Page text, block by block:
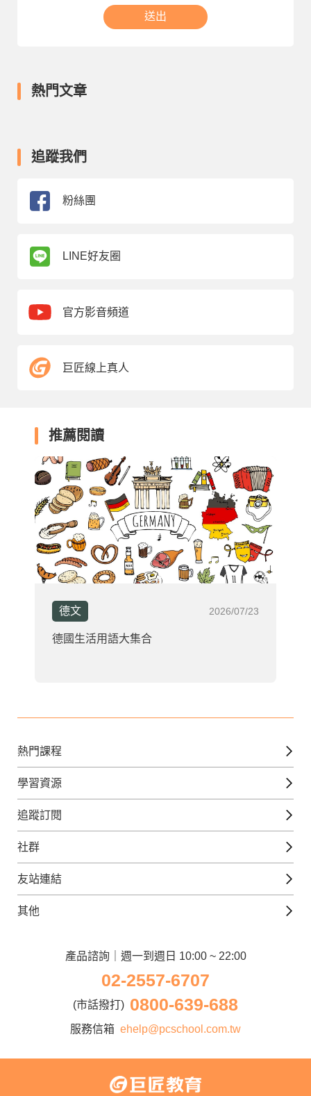
送出
熱門文章
追蹤我們
粉絲團
LINE好友圈
官方影音頻道
巨匠線上真人
推薦閱讀
德文 2026/07/23
德國生活用語大集合
熱門課程
英文課程
日語課程
韓語課程
法文課程
兒童日語課程
學習資源
免費線上檢定
外語補給站
美日語數位學院
追蹤訂閱
Gjun-就醬學外語
官方Youtube
社群
英語觀光城
日語觀光城
友站連結
iWorld JR
電腦直播教學
巨匠東大日語
其他
Apply to Teach
講師登入
產品諮詢｜週一到週日 10:00 ~ 22:00
02-2557-6707
(市話撥打) 0800-639-688
服務信箱 ehelp@pcschool.com.tw